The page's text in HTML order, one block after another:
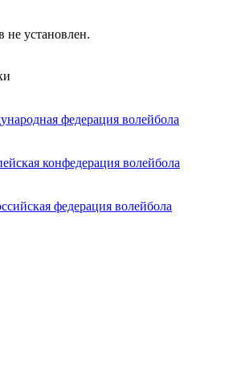
не установлен.
федерация волейбола
конфедерация волейбола
федерация волейбола